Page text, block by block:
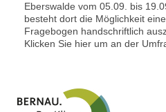
Eberswalde vom 05.09. bis
besteht dort die Möglichkeit
Fragebogen handschriftlich
Klicken Sie hier um an der